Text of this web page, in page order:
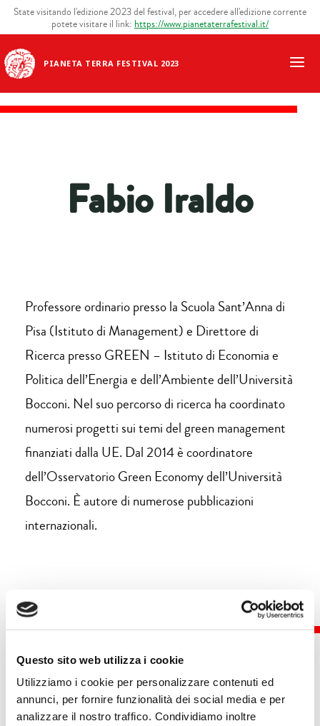
Questo sito web utilizza i cookie
Utilizziamo i cookie per personalizzare contenuti ed
annunci, per fornire funzionalità dei social media e per
analizzare il nostro traffico. Condividiamo inoltre
PIANETA TERRA FESTIVAL 2023
State visitando l'edizione 2023 del festival, per accedere all'edizione corrente
potete visitare il link: https://www.pianetaterrafestival.it/
Fabio Iraldo
Professore ordinario presso la Scuola Sant’Anna di
Pisa (Istituto di Management) e Direttore di
Ricerca presso GREEN – Istituto di Economia e
Politica dell’Energia e dell’Ambiente dell’Università
Bocconi. Nel suo percorso di ricerca ha coordinato
numerosi progetti sui temi del green management
finanziati dalla UE. Dal 2014 è coordinatore
dell’Osservatorio Green Economy dell’Università
Bocconi. È autore di numerose pubblicazioni
internazionali.
Eventi